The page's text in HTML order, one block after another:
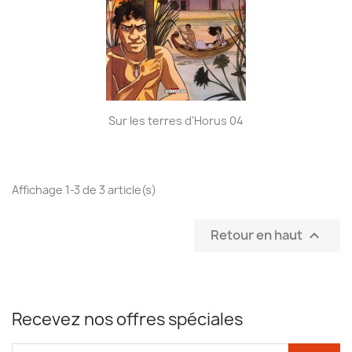
Sur les terres d'Horus 04
Affichage 1-3 de 3 article(s)
Retour en haut 
Recevez nos offres spéciales